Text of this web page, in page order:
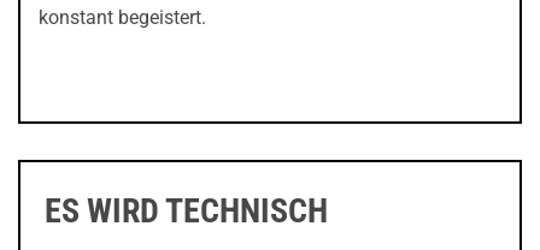
konstant begeistert.
ES WIRD TECHNISCH